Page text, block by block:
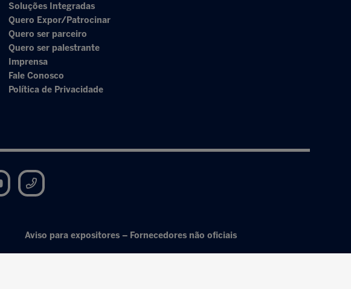
Soluções Integradas
Quero Expor/Patrocinar
Quero ser parceiro
Quero ser palestrante
Imprensa
Fale Conosco
Política de Privacidade
YouTube
Aviso para expositores – Fornecedores não oficiais